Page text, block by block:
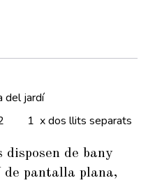
del jardí
1 x dos llits separats
de bany
pantalla plana,